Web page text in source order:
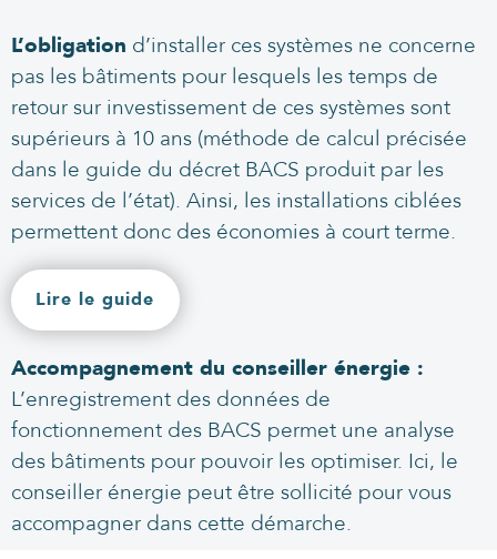
L’obligation d’installer ces systèmes ne concerne
pas les bâtiments pour lesquels les temps de
retour sur investissement de ces systèmes sont
supérieurs à 10 ans (méthode de calcul précisée
dans le guide du décret BACS produit par les
services de l’état). Ainsi, les installations ciblées
permettent donc des économies à court terme.
Lire le guide
Accompagnement du conseiller énergie :
L’enregistrement des données de
fonctionnement des BACS permet une analyse
des bâtiments pour pouvoir les optimiser. Ici, le
conseiller énergie peut être sollicité pour vous
accompagner dans cette démarche.